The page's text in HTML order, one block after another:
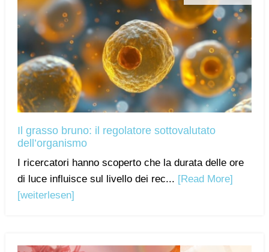
Il grasso bruno: il regolatore sottovalutato
dell’organismo
I ricercatori hanno scoperto che la durata delle ore
di luce influisce sul livello dei rec... [Read More]
[weiterlesen]